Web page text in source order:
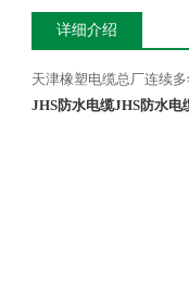
详细介绍
天津橡塑电缆总厂连续
JHS防水电缆JHS防水电